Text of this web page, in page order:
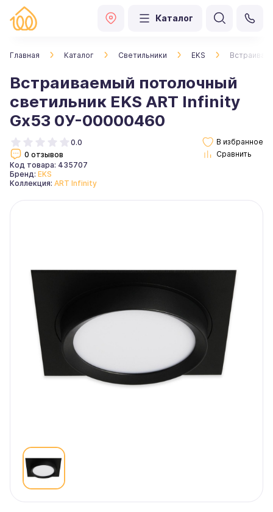
Каталог
Главная Каталог Светильники EKS
Встраиваемый потолочный
светильник EKS ART Infinity
Gx53 0У-00000460
0.0
0 отзывов
Код товара: 435707
Бренд: EKS
Коллекция: ART Infinity